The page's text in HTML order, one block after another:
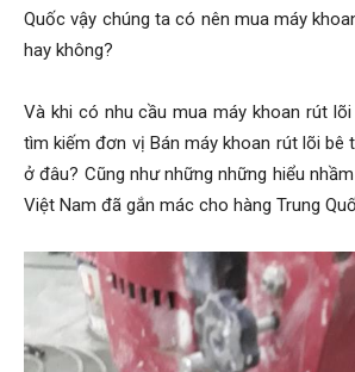
Quốc vậy chúng ta có nên mua máy
hay không?
Và khi có nhu cầu mua máy khoan rút
tìm kiếm đơn vị Bán máy khoan rút lõi bê
ở đâu? Cũng như những những hiểu
Việt Nam đã gắn mác cho hàng Trung